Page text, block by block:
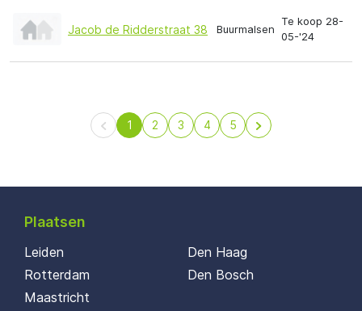
Jacob de Ridderstraat 38 Buurmalsen
Te koop 28-
05-'24
1 2 3 4 5
Plaatsen
Leiden
Rotterdam
Maastricht
Den Haag
Den Bosch